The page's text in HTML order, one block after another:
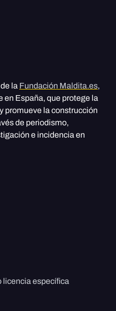
la Fundación Maldita.es,
en España, que protege la
promueve la construcción
de periodismo,
e incidencia en
licencia específica